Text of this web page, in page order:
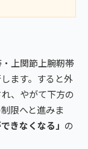
上関節上腕靭帯
ます。すると外
、やがて下方の
限へと進みま
きなくなる」 の